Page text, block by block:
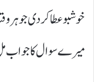
خوشبو عطا کردی جو ہر
میرے سوال کا جواب مل